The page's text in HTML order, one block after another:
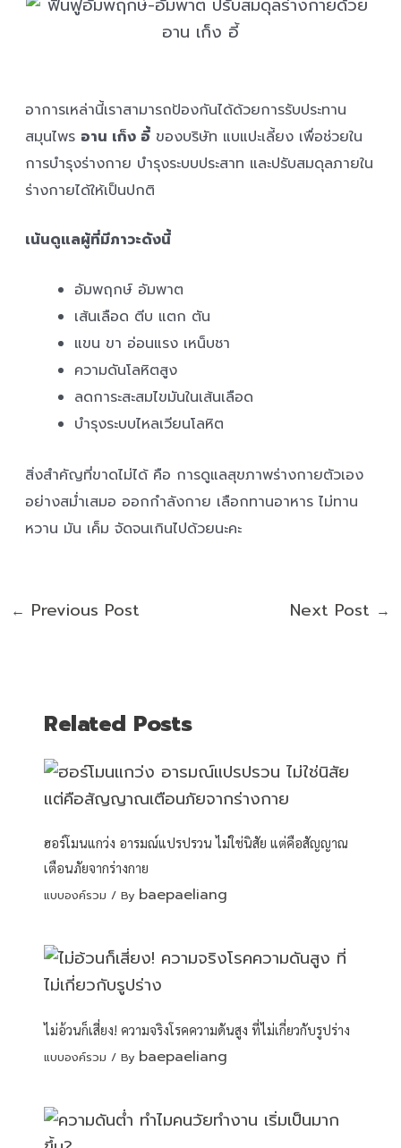
อาการเหล่านี้เราสามารถป้องกันได้ด้วยการรับประทาน
สมุนไพร อาน เก็ง อี้ ของบริษัท แบแปะเลี้ยง เพื่อช่วยใน
การบำรุงร่างกาย บำรุงระบบประสาท และปรับสมดุลภายใน
ร่างกายได้ให้เป็นปกติ
เน้นดูแลผู้ที่มีภาวะดังนี้
อัมพฤกษ์ อัมพาต
เส้นเลือด ตีบ แตก ตัน
แขน ขา อ่อนแรง เหน็บชา
ความดันโลหิตสูง
ลดการะสะสมไขมันในเส้นเลือด
บำรุงระบบไหลเวียนโลหิต
สิ่งสำคัญที่ขาดไม่ได้ คือ การดูแลสุขภาพร่างกายตัวเอง
อย่างสม่ำเสมอ ออกกำลังกาย เลือกทานอาหาร ไม่ทาน
หวาน มัน เค็ม จัดจนเกินไปด้วยนะคะ
← Previous Post Next Post →
Related Posts
ฮอร์โมนแกว่ง อารมณ์แปรปรวน ไม่ใช่นิสัย แต่คือสัญญาณ
เตือนภัยจากร่างกาย
แบบองค์รวม / By baepaeliang
ไม่อ้วนก็เสี่ยง! ความจริงโรคความดันสูง ที่ไม่เกี่ยวกับรูปร่าง
แบบองค์รวม / By baepaeliang